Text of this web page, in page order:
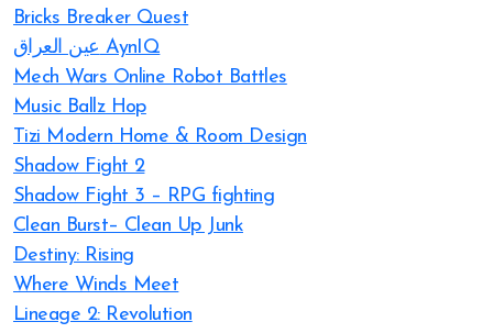
Bricks Breaker Quest
عين العراق AynIQ
Mech Wars Online Robot Battles
Music Ballz Hop
Tizi Modern Home & Room Design
Shadow Fight 2
Shadow Fight 3 – RPG fighting
Clean Burst– Clean Up Junk
Destiny: Rising
Where Winds Meet
Lineage 2: Revolution